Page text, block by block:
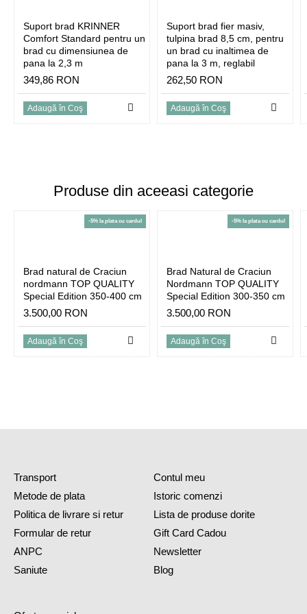
Daca alegeti ca modalitate de plata, card bancar,
beneficiati de urmatoarele avantaje:
-prioritate la livrare;
-discount la achizitionare;
-atentie deosebita la alegerea bradului
Suport brad KRINNER
Comfort Standard pentru un
brad cu dimensiunea de
pana la 2,3 m
349,86 RON
Adaugă în Coş
Suport brad fier masiv,
tulpina brad 8,5 cm, pentru
un brad cu inaltimea de
pana la 3 m, reglabil
262,50 RON
Adaugă în Coş
Produse din aceeasi categorie
-5% la plata cu cardul
Brad natural de Craciun
nordmann TOP QUALITY
Special Edition 350-400 cm
3.500,00 RON
Adaugă în Coş
-5% la plata cu cardul
Brad Natural de Craciun
Nordmann TOP QUALITY
Special Edition 300-350 cm
3.500,00 RON
Adaugă în Coş
Transport
Metode de plata
Politica de livrare si retur
Formular de retur
ANPC
Saniute
Contul meu
Istoric comenzi
Lista de produse dorite
Gift Card Cadou
Newsletter
Blog